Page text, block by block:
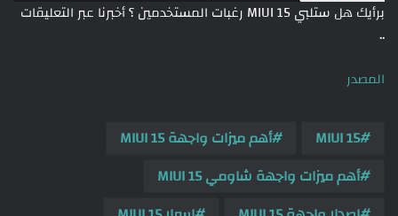
برأيك هل ستلبي MIUI 15 رغبات المستخدمين ؟ أخبرنا عبر التعليقات
..
المصدر
MIUI 15
أهم ميزات واجهة MIUI 15
أهم ميزات واجهة شاومي MIUI 15